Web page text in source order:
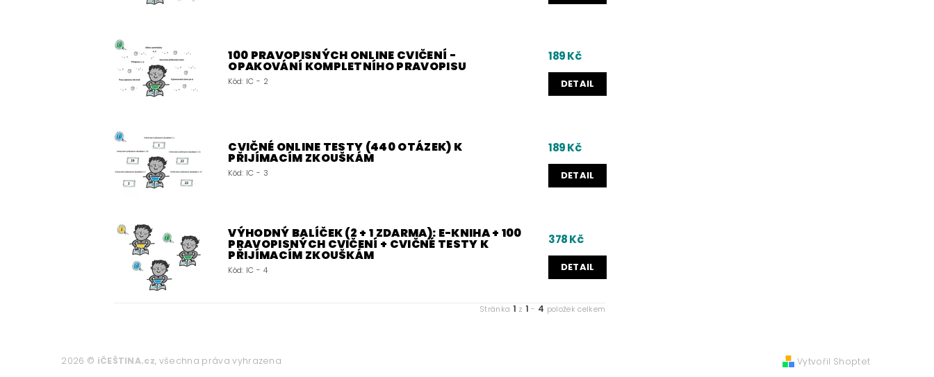
100 PRAVOPISNÝCH ONLINE CVIČENÍ -
OPAKOVÁNÍ KOMPLETNÍHO PRAVOPISU
Kód: IC - 2
189 Kč
DETAIL
CVIČNÉ ONLINE TESTY (440 OTÁZEK) K
PŘIJÍMACÍM ZKOUŠKÁM
Kód: IC - 3
189 Kč
DETAIL
VÝHODNÝ BALÍČEK (2 + 1 ZDARMA): E-KNIHA + 100
PRAVOPISNÝCH CVIČENÍ + CVIČNÉ TESTY K
PŘIJÍMACÍM ZKOUŠKÁM
Kód: IC - 4
378 Kč
DETAIL
Stránka 1 z 1 - 4 položek celkem
2026 © iČEŠTINA.cz, všechna práva vyhrazena Vytvořil Shoptet